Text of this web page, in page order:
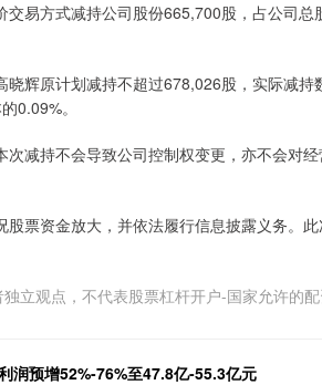
易方式减持公司股份665,700股，占公司总
辉原计划减持不超过678,026股，实际减持
0.09%。
减持不会导致公司控制权变更，亦不会对
票资金放大，并依法履行信息披露义务。
立观点，不代表股票杠杆开户-国家允许的
润预增52%-76%至47.8亿-55.3亿元